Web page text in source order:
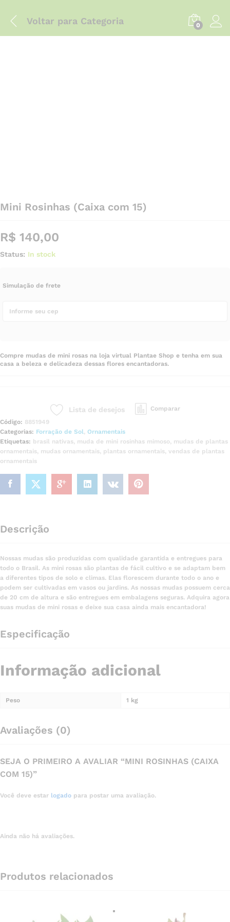
Voltar para Categoria 0
Mini Rosinhas (Caixa com 15)
R$ 140,00
Status: In stock
Simulação de frete
Compre mudas de mini rosas na loja virtual Plantae Shop e tenha em sua
casa a beleza e delicadeza dessas flores encantadoras.
Lista de desejos
Comparar
Código: 8851949
Categorias: Forração de Sol, Ornamentais
Etiquetas: brasil nativas, muda de mini rosinhas mimoso, mudas de plantas
ornamentais, mudas ornamentais, plantas ornamentais, vendas de plantas
ornamentais
Descrição
Nossas mudas são produzidas com qualidade garantida e entregues para
todo o Brasil. As mini rosas são plantas de fácil cultivo e se adaptam bem
a diferentes tipos de solo e climas. Elas florescem durante todo o ano e
podem ser cultivadas em vasos ou jardins. As nossas mudas possuem cerca
de 20 cm de altura e são entregues em embalagens seguras. Adquira agora
suas mudas de mini rosas e deixe sua casa ainda mais encantadora!
Especificação
Informação adicional
Peso 1 kg
Avaliações (0)
SEJA O PRIMEIRO A AVALIAR “MINI ROSINHAS (CAIXA
COM 15)”
Você deve estar logado para postar uma avaliação.
Ainda não há avaliações.
Produtos relacionados